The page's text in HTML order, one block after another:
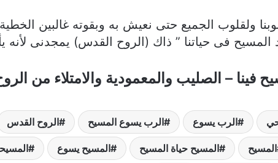
ولقلوب الجميع حتى نعيش به وبقوته غالبين
فى حياتنا ” ذاك (الروح القدس) يمجدنى لأنه
فينا – الصليب والمعمودية والامتلاء من
الرب يسوع الرب يسوع المسيح الروح القدس
المسيح المسيح حياة المسيح المسيح يسوع